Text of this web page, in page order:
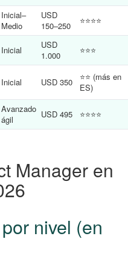
Inicial–
Medio
USD
150–250
⭐⭐⭐⭐
Inicial
USD
1.000
⭐⭐⭐
Inicial USD 350
⭐⭐ (más en
ES)
Avanzado
ágil
USD 495 ⭐⭐⭐⭐
Manager en
nivel (en